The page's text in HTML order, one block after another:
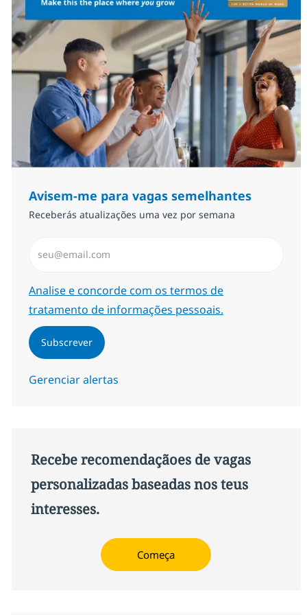
Avisem-me para vagas semelhantes
Receberás atualizações uma vez por semana
Required
Analise e concorde com os termos de
tratamento de informações pessoais.
Subscrever
Gerenciar alertas
Recebe recomendaçãoes de vagas
personalizadas baseadas nos teus
interesses.
Começa